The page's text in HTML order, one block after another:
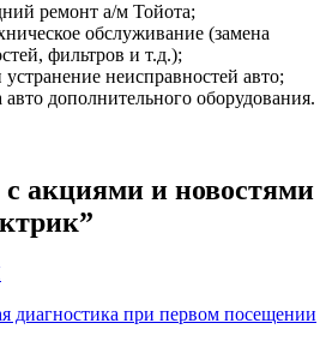
ремонт а/м Тойота;
обслуживание (замена
фильтров и т.д.);
неисправностей авто;
авто дополнительного оборудования.
акциями и новостями
диагностика при первом посещении